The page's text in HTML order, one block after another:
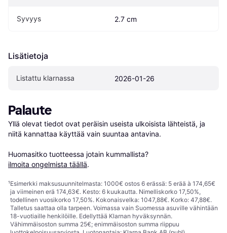
Syvyys 2.7 cm
Lisätietoja
Listattu klarnassa 2026-01-26
Palaute
Yllä olevat tiedot ovat peräisin useista ulkoisista lähteistä, ja
niitä kannattaa käyttää vain suuntaa antavina.
Huomasitko tuotteessa jotain kummallista?
ilmoita ongelmista täällä.
¹Esimerkki maksusuunnitelmasta: 1000€ ostos 6 erässä: 5 erää à 174,65€
ja viimeinen erä 174,63€. Kesto: 6 kuukautta. Nimelliskorko 17,50%,
todellinen vuosikorko 17,50%. Kokonaisvelka: 1047,88€. Korko: 47,88€.
Talletus saattaa olla tarpeen. Voimassa vain Suomessa asuville vähintään
18-vuotiaille henkilöille. Edellyttää Klarnan hyväksynnän.
Vähimmäisoston summa 25€; enimmäisoston summa riippuu